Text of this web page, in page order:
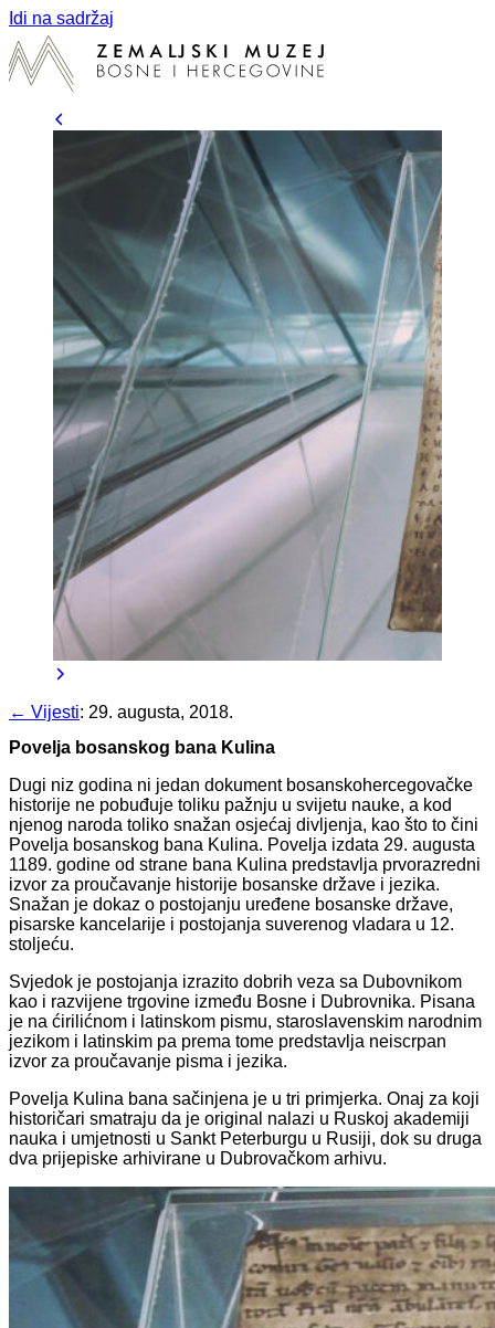
Idi na sadržaj
← Vijesti: 29. augusta, 2018.
Povelja bosanskog bana Kulina
Dugi niz godina ni jedan dokument bosanskohercegovačke
historije ne pobuđuje toliku pažnju u svijetu nauke, a kod
njenog naroda toliko snažan osjećaj divljenja, kao što to čini
Povelja bosanskog bana Kulina. Povelja izdata 29. augusta
1189. godine od strane bana Kulina predstavlja prvorazredni
izvor za proučavanje historije bosanske države i jezika.
Snažan je dokaz o postojanju uređene bosanske države,
pisarske kancelarije i postojanja suverenog vladara u 12.
stoljeću.
Svjedok je postojanja izrazito dobrih veza sa Dubovnikom
kao i razvijene trgovine između Bosne i Dubrovnika. Pisana
je na ćirilićnom i latinskom pismu, staroslavenskim narodnim
jezikom i latinskim pa prema tome predstavlja neiscrpan
izvor za proučavanje pisma i jezika.
Povelja Kulina bana sačinjena je u tri primjerka. Onaj za koji
historičari smatraju da je original nalazi u Ruskoj akademiji
nauka i umjetnosti u Sankt Peterburgu u Rusiji, dok su druga
dva prijepiske arhivirane u Dubrovačkom arhivu.